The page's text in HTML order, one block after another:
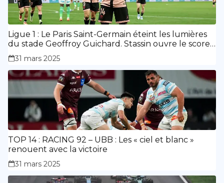
Ligue 1 : Le Paris Saint-Germain éteint les lumières
du stade Geoffroy Guichard. Stassin ouvre le score,
doublé de Doué.
31 mars 2025
TOP 14 : RACING 92 – UBB : Les « ciel et blanc »
renouent avec la victoire
31 mars 2025